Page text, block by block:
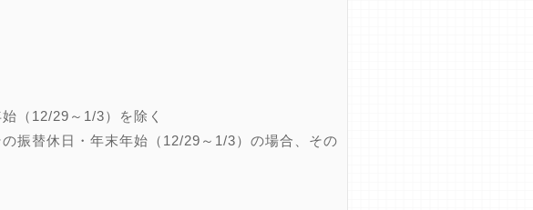
（12/29～1/3）を除く
振替休日・年末年始（12/29～1/3）の場合、その